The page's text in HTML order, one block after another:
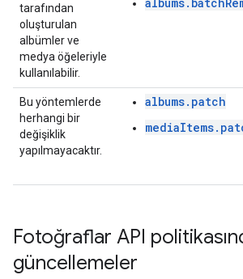
tarafından
oluşturulan
albümler ve
medya öğeleriyle
kullanılabilir.
Bu yöntemlerde
herhangi bir
değişiklik
yapılmayacaktır.
albums.patch
Fotoğraflar API
güncellemeler